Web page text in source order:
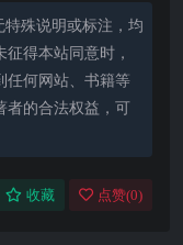
殊说明或标注，均
得本站同意时，
任何网站、书籍等
者的合法权益，可
收藏 点赞(0)